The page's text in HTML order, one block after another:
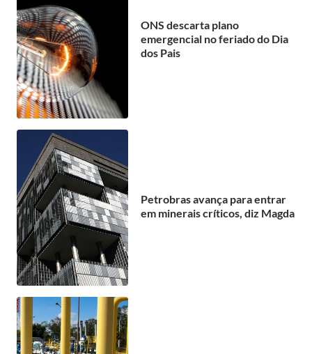
ONS descarta plano
emergencial no feriado do Dia
dos Pais
Petrobras avança para entrar
em minerais críticos, diz Magda